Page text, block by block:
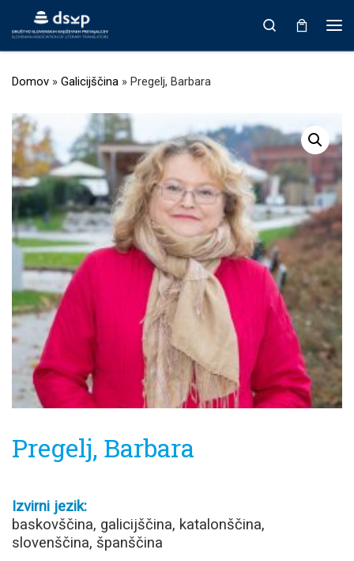
Prikaži vso vsebino
Search
Domov » Galicijščina » Pregelj, Barbara
Pregelj, Barbara
Izvirni jezik:
baskovščina, galicijščina, katalonščina,
slovenščina, španščina